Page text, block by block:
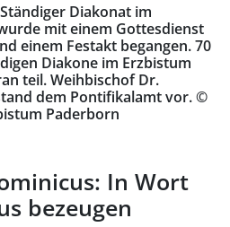
Diakonat im
mit einem Gottesdienst
einem Festakt begangen. 70
Diakone im Erzbistum
teil. Weihbischof Dr.
dem Pontifikalamt vor. ©
Paderborn
In Wort
bezeugen